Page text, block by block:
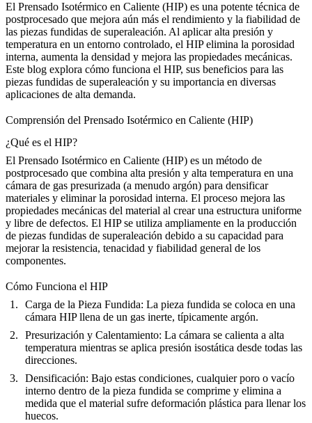
El Prensado Isotérmico en Caliente (HIP) es una potente técnica de
postprocesado que mejora aún más el rendimiento y la fiabilidad de
las piezas fundidas de superaleación. Al aplicar alta presión y
temperatura en un entorno controlado, el HIP elimina la porosidad
interna, aumenta la densidad y mejora las propiedades mecánicas.
Este blog explora cómo funciona el HIP, sus beneficios para las
piezas fundidas de superaleación y su importancia en diversas
aplicaciones de alta demanda.
Comprensión del Prensado Isotérmico en Caliente (HIP)
¿Qué es el HIP?
El Prensado Isotérmico en Caliente (HIP) es un método de
postprocesado que combina alta presión y alta temperatura en una
cámara de gas presurizada (a menudo argón) para densificar
materiales y eliminar la porosidad interna. El proceso mejora las
propiedades mecánicas del material al crear una estructura uniforme
y libre de defectos. El HIP se utiliza ampliamente en la producción
de piezas fundidas de superaleación debido a su capacidad para
mejorar la resistencia, tenacidad y fiabilidad general de los
componentes.
Cómo Funciona el HIP
Carga de la Pieza Fundida: La pieza fundida se coloca en una
cámara HIPllena de un gas inerte, típicamente argón.
Presurización y Calentamiento: La cámara se calienta a alta
temperatura mientras se aplica presión isostática desde todas las
direcciones.
Densificación: Bajo estas condiciones, cualquier poro o vacío
interno dentro de la pieza fundida se comprime y elimina a
medida que el material sufre deformación plástica para llenar los
huecos.